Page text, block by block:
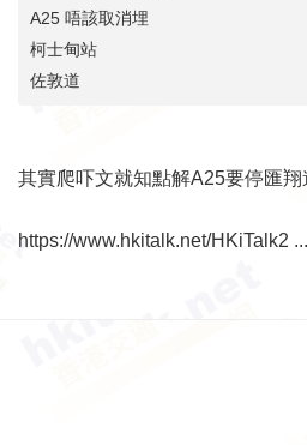
A25 唔該取消埋
柯士甸站
佐敦道
其實爬吓文就知點解A25要停匯
https://www.hkitalk.net/HKiTalk2